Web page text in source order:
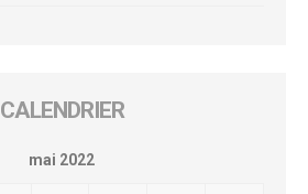
CALENDRIER
mai 2022